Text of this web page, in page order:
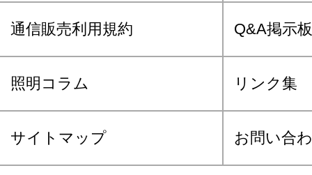
通信販売利用規約 Q&A掲示板
照明コラム リンク集
サイトマップ お問い合